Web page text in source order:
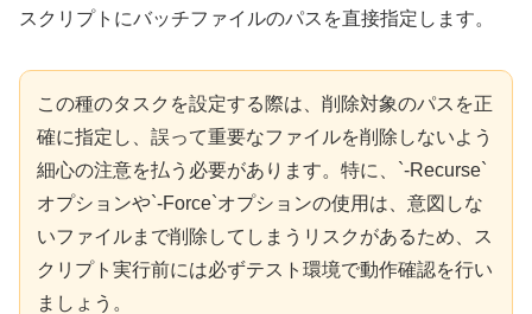
スクリプトにバッチファイルのパスを直接指定します。
この種のタスクを設定する際は、削除対象のパスを正
確に指定し、誤って重要なファイルを削除しないよう
細心の注意を払う必要があります。特に、`-Recurse`
オプションや`-Force`オプションの使用は、意図しな
いファイルまで削除してしまうリスクがあるため、ス
クリプト実行前には必ずテスト環境で動作確認を行い
ましょう。